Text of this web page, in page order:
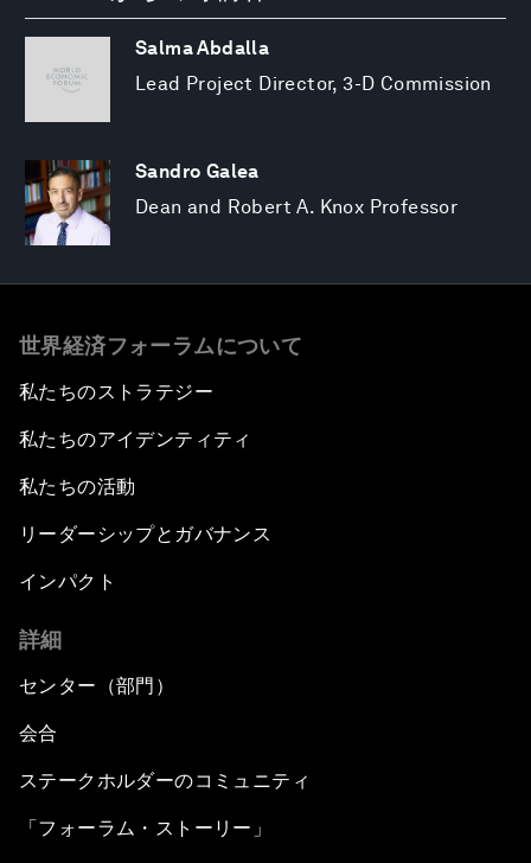
Salma Abdalla
Lead Project Director, 3-D Commission
Sandro Galea
Dean and Robert A. Knox Professor
世界経済フォーラムについて
私たちのストラテジー
私たちのアイデンティティ
私たちの活動
リーダーシップとガバナンス
インパクト
詳細
センター（部門）
会合
ステークホルダーのコミュニティ
「フォーラム・ストーリー」